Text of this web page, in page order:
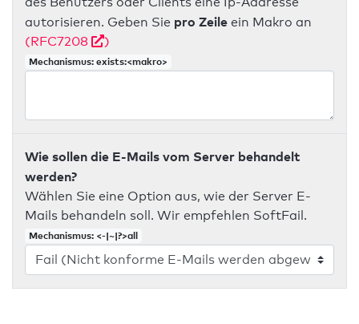
autorisieren. Geben Sie pro Zeile ein Makro an
(RFC7208
)
Mechanismus: exists:<makro>
Wie sollen die E-Mails vom Server behandelt
werden?
Wählen Sie eine Option aus, wie der Server E-
Mails behandeln soll. Wir empfehlen SoftFail.
Mechanismus: <-|~|?>all